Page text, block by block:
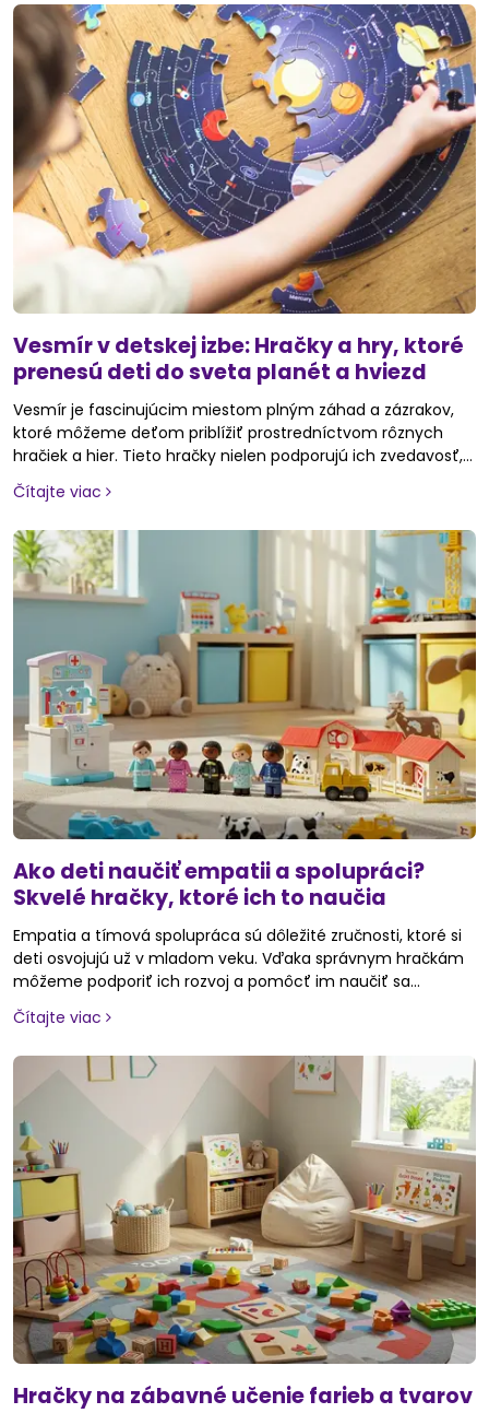
Vesmír v detskej izbe: Hračky a hry, ktoré
prenesú deti do sveta planét a hviezd
Vesmír je fascinujúcim miestom plným záhad a zázrakov,
ktoré môžeme deťom priblížiť prostredníctvom rôznych
hračiek a hier. Tieto hračky nielen podporujú ich zvedavosť,
ale aj rozvíjajú ich schopnosť učiť sa o našej planéte,
slnečnej sústave a nekonečnom vesmíre. V tomto článku sa
môžu deti pomôcť lepšie pochopiť a zažiť fascinujúci svet
vesmíru.
Čítajte viac
Ako deti naučiť empatii a spolupráci?
Skvelé hračky, ktoré ich to naučia
Empatia a tímová spolupráca sú dôležité zručnosti, ktoré si
deti osvojujú už v mladom veku. Vďaka správnym hračkám
môžeme podporiť ich rozvoj a pomôcť im naučiť sa
spolupracovať, počúvať druhých a byť ohľaduplní. V tomto
článku vám predstavíme hračky, ktoré podporujú tieto
Čítajte viac
Hračky na zábavné učenie farieb a tvarov